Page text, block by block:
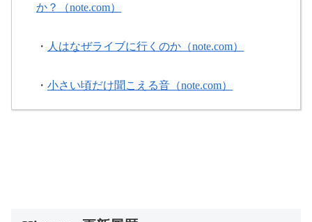
か？（note.com）
・ 人はなぜライブに行くのか（note.com）
・ 小さい頃だけ聞こえる音（note.com）